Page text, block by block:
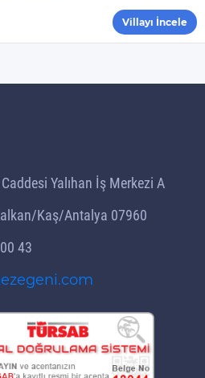
Villayı İncele
Yalıhan İş Merkezi A
Kaş/Antalya 07960
43